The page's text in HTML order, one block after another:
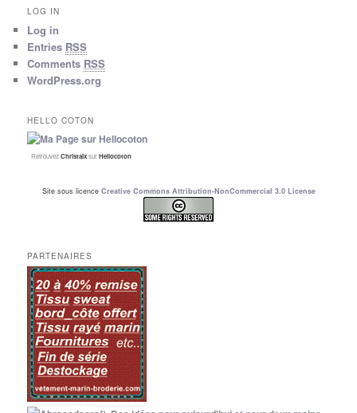
LOG IN
Log in
Entries RSS
Comments RSS
WordPress.org
HELLO COTON
RetrouvezChristalxsurHellocoton
Site sous licence Creative Commons Attribution-NonCommercial 3.0 License
PARTENAIRES